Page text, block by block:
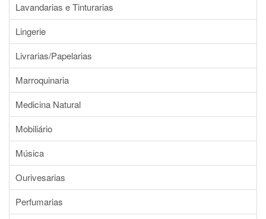
Lavandarias e Tinturarias
Lingerie
Livrarias/Papelarias
Marroquinaria
Medicina Natural
Mobiliário
Música
Ourivesarias
Perfumarias